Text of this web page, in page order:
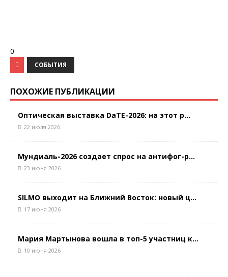
0
СОБЫТИЯ
ПОХОЖИЕ ПУБЛИКАЦИИ
Оптическая выставка DaTE-2026: на этот р...
22 июля 2026
Мундиаль-2026 создает спрос на антифог-р...
23 июня 2026
SILMO выходит на Ближний Восток: новый ц...
17 июня 2026
Мария Мартынова вошла в топ-5 участниц к...
10 июня 2026